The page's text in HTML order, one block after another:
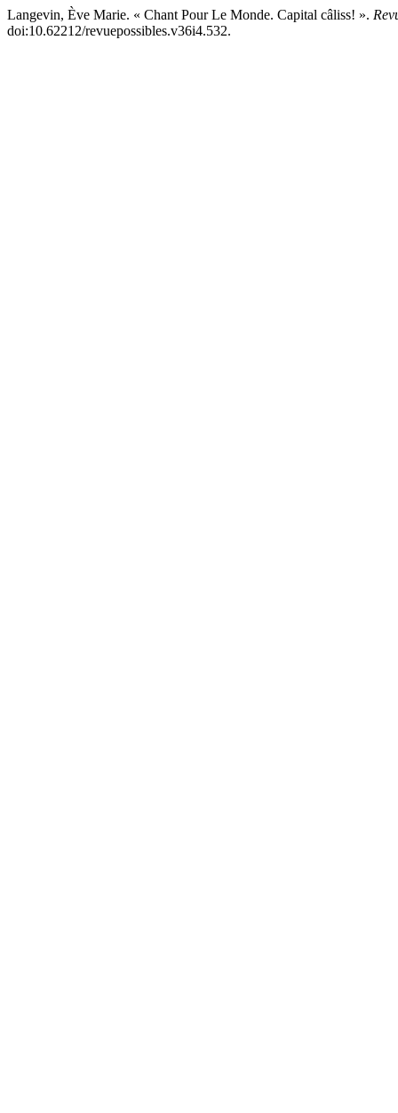
Langevin, Ève Marie. « Chant Pour Le Monde. Capital câliss! ».
doi:10.62212/revuepossibles.v36i4.532.